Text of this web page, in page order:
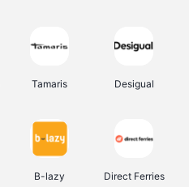
Tamaris Desigual
B-lazy Direct Ferries